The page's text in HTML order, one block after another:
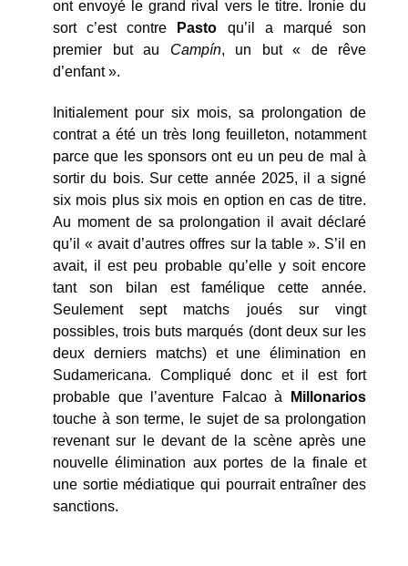
ont envoyé le grand rival vers le titre. Ironie du
sort c’est contre
Pasto qu’il a marqué son
premier but au Campín, un but « de rêve
d’enfant ».
Initialement pour six mois, sa prolongation de
contrat a été un très long feuilleton, notamment
parce que les sponsors ont eu un peu de mal à
sortir du bois. Sur cette année 2025, il a signé
six mois plus six mois en option en cas de titre.
Au moment de sa prolongation il avait déclaré
qu’il « avait d’autres offres sur la table ». S’il en
avait, il est peu probable qu’elle y soit encore
tant son bilan est famélique cette année.
Seulement sept matchs joués sur vingt
possibles, trois buts marqués (dont deux sur les
deux derniers matchs) et une élimination en
Sudamericana. Compliqué donc et il est fort
probable que l’aventure Falcao à
Millonarios
touche à son terme, le sujet de sa prolongation
revenant sur le devant de la scène après une
nouvelle élimination aux portes de la finale et
une sortie médiatique qui pourrait entraîner des
sanctions.